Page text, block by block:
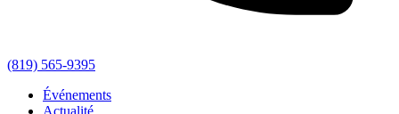
(819) 565-9395
Événements
Actualité